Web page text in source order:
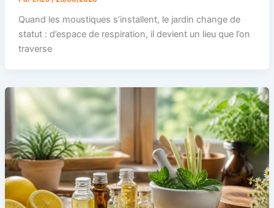
Quand les moustiques s’installent, le jardin change de
statut : d’espace de respiration, il devient un lieu que l’on
traverse